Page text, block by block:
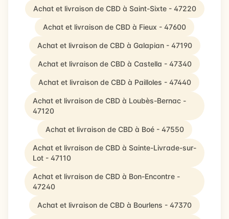
Achat et livraison de CBD à Saint-Sixte - 47220
Achat et livraison de CBD à Fieux - 47600
Achat et livraison de CBD à Galapian - 47190
Achat et livraison de CBD à Castella - 47340
Achat et livraison de CBD à Pailloles - 47440
Achat et livraison de CBD à Loubès-Bernac -
47120
Achat et livraison de CBD à Boé - 47550
Achat et livraison de CBD à Sainte-Livrade-sur-
Lot - 47110
Achat et livraison de CBD à Bon-Encontre -
47240
Achat et livraison de CBD à Bourlens - 47370